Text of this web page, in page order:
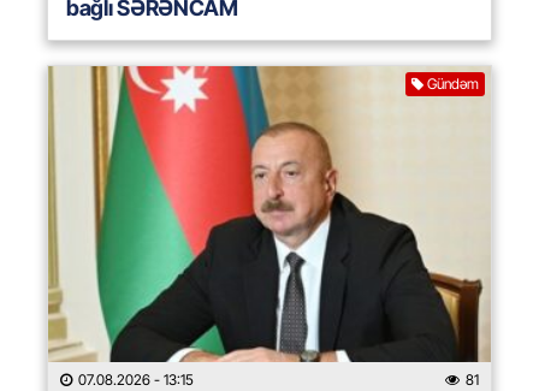
bağlı SƏRƏNCAM
Gündəm
07.08.2026 - 13:15 81